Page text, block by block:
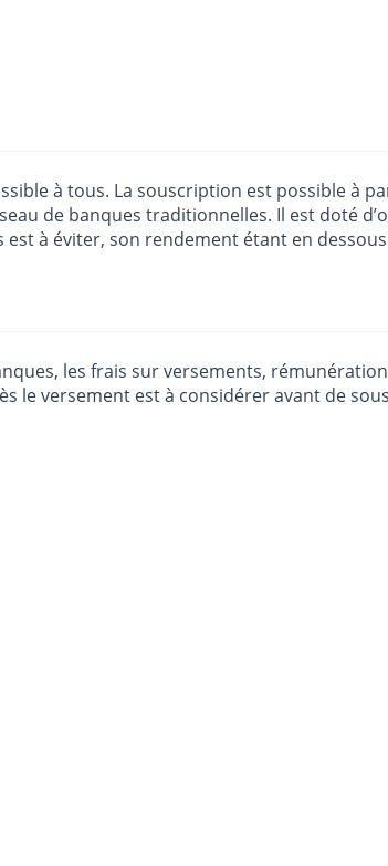
à tous. La souscription est possible à
de banques traditionnelles. Il est doté
à éviter, son rendement étant en
les frais sur versements,
le versement est à considérer avant de